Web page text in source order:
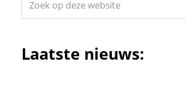
website
Laatste nieuws: